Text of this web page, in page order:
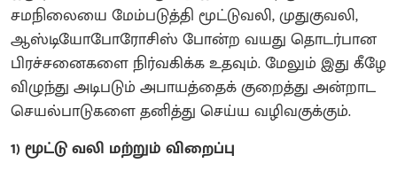
சமநிலையை மேம்படுத்தி மூட்டுவலி, முதுகுவலி,
ஆஸ்டியோபோரோசிஸ் போன்ற வயது தொடர்பான
பிரச்சனைகளை நிர்வகிக்க உதவும். மேலும் இது கீழே
விழுந்து அடிபடும் அபாயத்தைக் குறைத்து அன்றாட
செயல்பாடுகளை தனித்து செய்ய வழிவகுக்கும்.
1) மூட்டு வலி மற்றும் விறைப்பு